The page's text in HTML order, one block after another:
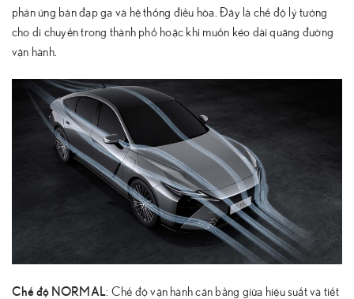
phản ứng bàn đạp ga và hệ thống điều hòa. Đây là chế độ lý tưởng
cho di chuyển trong thành phố hoặc khi muốn kéo dài quãng đường
vận hành.
Chế độ NORMAL: Chế độ vận hành cân bằng giữa hiệu suất và tiết